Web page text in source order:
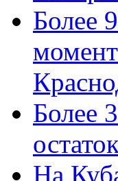
Более
Более
На